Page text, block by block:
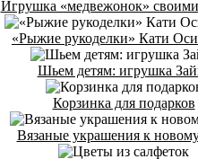
Игрушка «медвежонок»
«Рыжие рукоделки» Кати
Шьем детям: игрушка
Корзинка для подарков
Вязаные украшения к